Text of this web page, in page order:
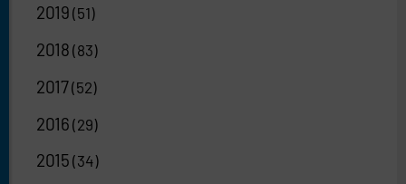
2019 (51)
2018 (83)
2017(52)
2016 (29)
2015 (34)